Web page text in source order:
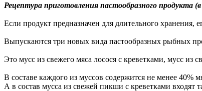
Рецептура приготовления пастообразного
Если продукт предназначен для длительного хранения,
Выпускаются три новых вида пастообразных рыбных
Это мусс из свежего мяса лосося с креветками, мусс
В составе каждого из муссов содержится не менее 40%
А в состав мусса из свежей пикши с креветками входят